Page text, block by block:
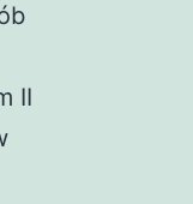
II